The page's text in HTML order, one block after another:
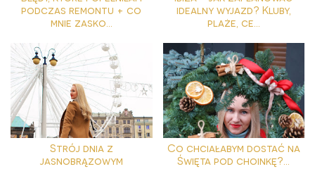
podczas remontu + co
mnie zasko...
idealny wyjazd? Kluby,
plaże, ce...
Strój dnia z
jasnobrązowym
Co chciałabym dostać na
Święta pod choinkę?...